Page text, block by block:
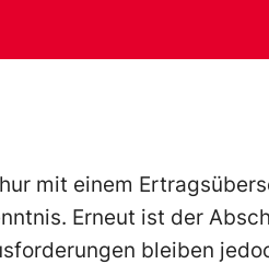
mit einem
Erneut ist der
bleiben